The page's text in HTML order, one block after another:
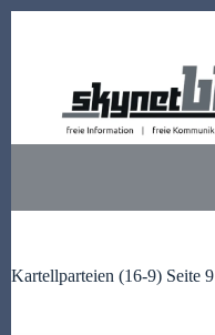
Kartellparteien (16-9) Seite 9